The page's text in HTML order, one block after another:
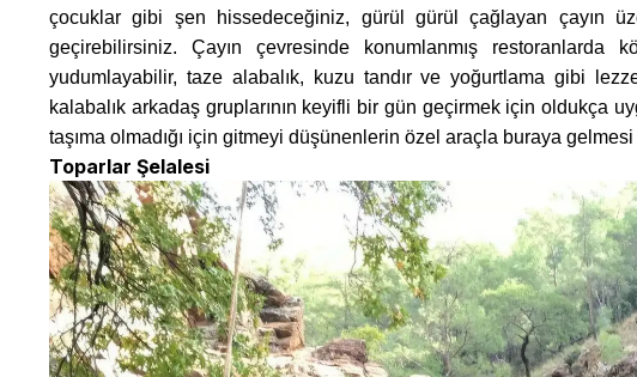
çocuklar gibi şen hissedeceğiniz, gürül gürül çağlayan çayın
geçirebilirsiniz. Çayın çevresinde konumlanmış restoranlarda
yudumlayabilir, taze alabalık, kuzu tandır ve yoğurtlama gibi
kalabalık arkadaş gruplarının keyifli bir gün geçirmek için oldukça
taşıma olmadığı için gitmeyi düşünenlerin özel araçla buraya
Toparlar Şelalesi